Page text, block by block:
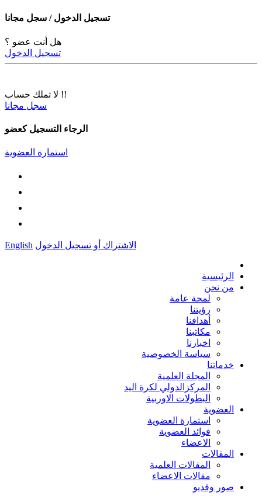
تسجيل الدخول / سجل مجانا
هل أنت عضو ؟
تسجيل الدخول
لا تملك حساب !!
سجل مجانا
الرجاء التسجيل كعضو
استمارة العضوية
English الاشتراك أو تسجيل الدخول
الرئيسية
من نحن
لمحة عامة
رؤيتنا
أهدافنا
مكاتبنا
اخبارنا
سياسة الخصوصية
خدماتنا
المجلة العلمية
المركزالدولي لكرة اليد
البطولات الاوربية
العضوية
استمارة العضوية
فوائد العضوية
الاعضاء
المقالات
المقالات العلمية
مقالات الاعضاء
صور وفديو